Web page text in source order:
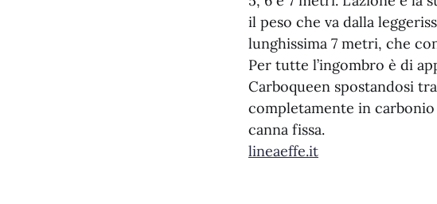
il peso che va dalla
lunghissima 7 metri, che
Per tutte l’ingombro è di
Carboqueen spostandosi
completamente in
canna fissa.
lineaeffe.it